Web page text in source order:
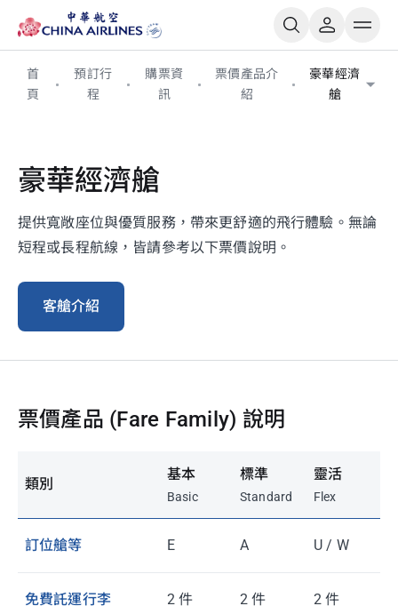
首
頁
預訂行
程
購票資
訊
票價產品介
紹
豪華經濟
艙
豪華經濟艙
提供寬敞座位與優質服務，帶來更舒適的飛行體驗。無論
短程或長程航線，皆請參考以下票價說明。
客艙介紹
票價產品 (Fare Family) 說明
類別
基本
Basic
標準
Standard
靈活
Flex
訂位艙等 E A U / W
免費託運行李 2 件 2 件 2 件